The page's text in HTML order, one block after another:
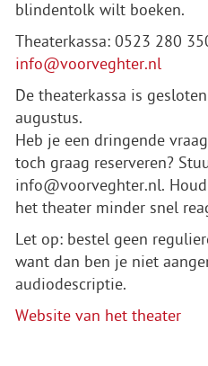
blindentolk wilt boeken.
Theaterkassa: 0523 280
info@voorveghter.nl
De theaterkassa is
augustus.
Heb je een dringende
toch graag reserveren?
info@voorveghter.nl.
het theater minder snel
Let op: bestel geen
want dan ben je niet
audiodescriptie.
Website van het theater